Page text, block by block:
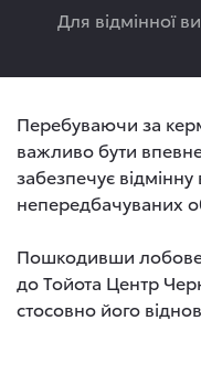
Для відмінної
Перебуваючи за
важливо бути
забезпечує відмінну
непередбачуваних
Пошкодивши лобове
до Тойота Центр
стосовно його